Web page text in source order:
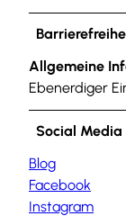
Allgemeine
Ebenerdiger
Social Media
Blog
Facebook
Instagram